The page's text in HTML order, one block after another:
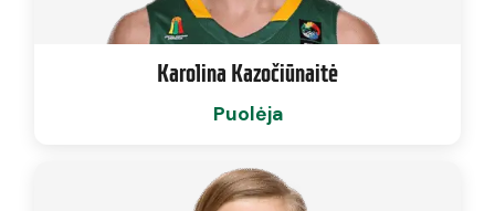
Karolina Kazočiūnaitė
Puolėja